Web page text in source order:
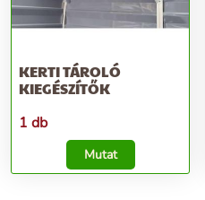
KERTI TÁROLÓ
KIEGÉSZÍTŐK
1 db
Mutat